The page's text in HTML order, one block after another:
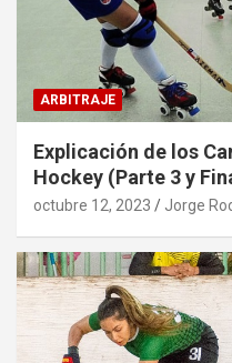
ARBITRAJE
Explicación de los
Hockey (Parte 3 y
octubre 12, 2023 Jorge